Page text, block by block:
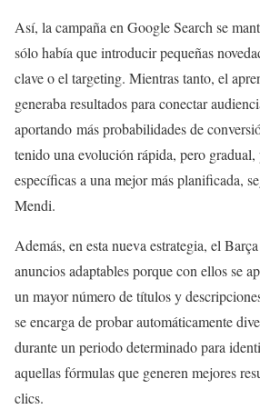
Así, la campaña en Google Search se
sólo había que introducir pequeñas
clave o el targeting. Mientras tanto, el
generaba resultados para conectar
aportando más probabilidades de
tenido una evolución rápida, pero gradual,
específicas a una mejor más planificada,
Mendi.
Además, en esta nueva estrategia, el
anuncios adaptables porque con ellos se
un mayor número de títulos y
se encarga de probar automáticamente
durante un periodo determinado para
aquellas fórmulas que generen mejores
clics.